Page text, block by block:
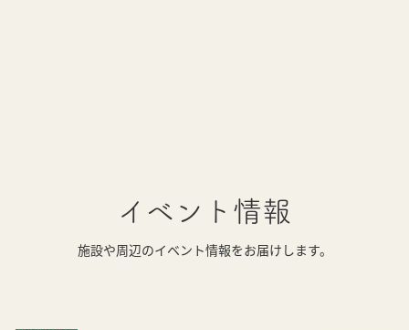
イベント情報
施設や周辺のイベント情報をお届けします。